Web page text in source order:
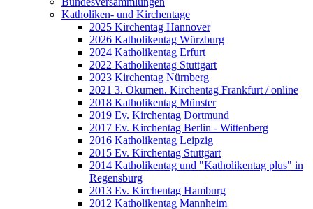
Katholiken- und Kirchentage
2025 Kirchentag Hannover
2026 Katholikentag Würzburg
2024 Katholikentag Erfurt
2022 Katholikentag Stuttgart
2023 Kirchentag Nürnberg
2021 3. Ökumen. Kirchentag Frankfurt / online
2018 Katholikentag Münster
2019 Ev. Kirchentag Dortmund
2017 Ev. Kirchentag Berlin - Wittenberg
2016 Katholikentag Leipzig
2015 Ev. Kirchentag Stuttgart
2014 Katholikentag und "Katholikentag plus" in
Regensburg
2013 Ev. Kirchentag Hamburg
2012 Katholikentag Mannheim